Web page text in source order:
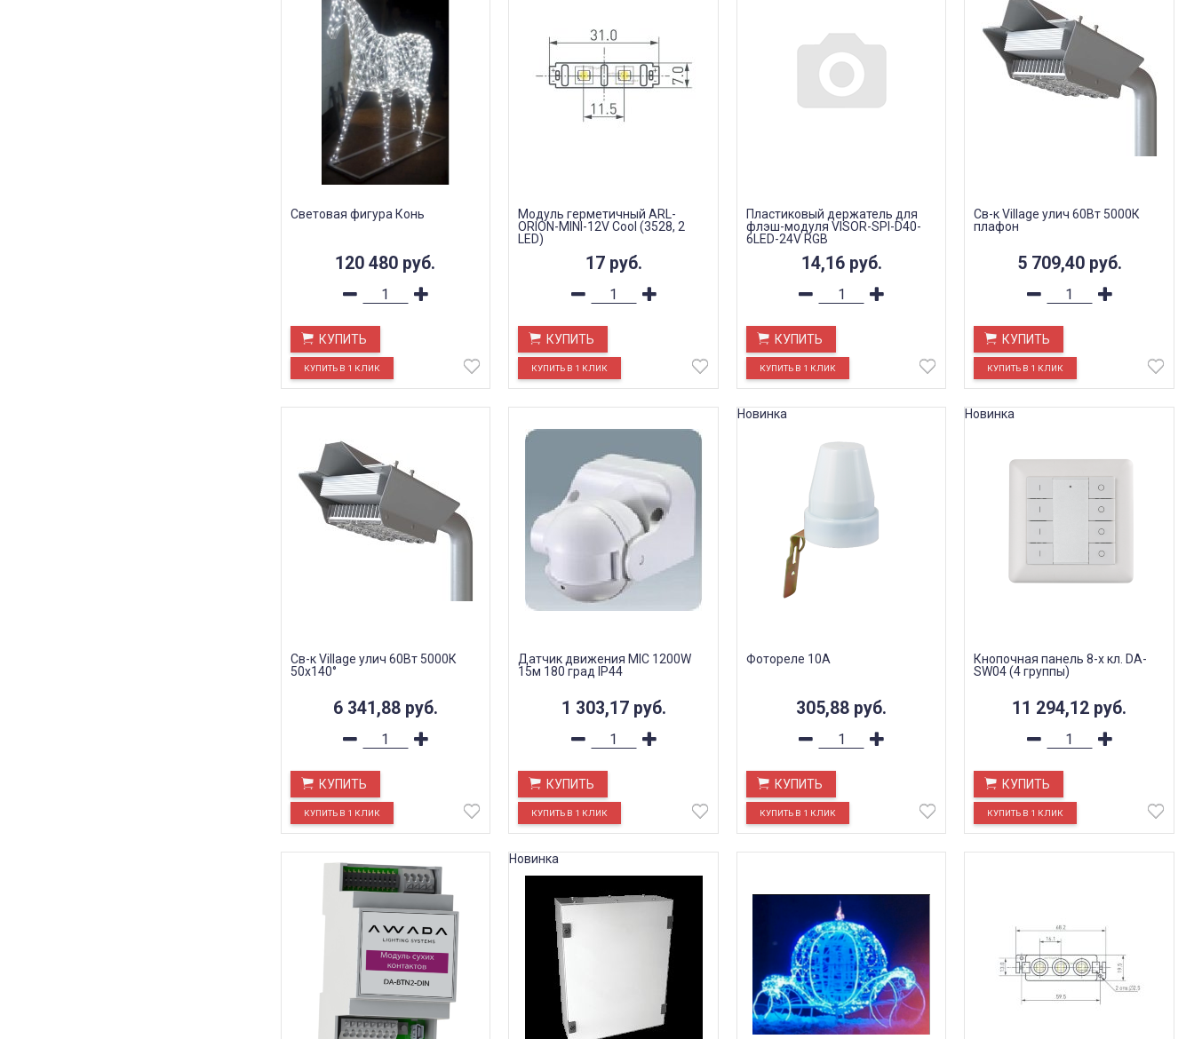
Световая фигура Конь
120 480 руб.
КУПИТЬ
Модуль герметичный ARL-
ORION-MINI-12V Cool (3528, 2
LED)
17 руб.
КУПИТЬ
Пластиковый держатель для
флэш-модуля VISOR-SPI-D40-
6LED-24V RGB
14,16 руб.
КУПИТЬ
Св-к Village улич 60Вт 5000К
плафон
5 709,40 руб.
КУПИТЬ
Св-к Village улич 60Вт 5000К
50х140°
6 341,88 руб.
КУПИТЬ
Датчик движения MIC 1200W
15м 180 град IP44
1 303,17 руб.
КУПИТЬ
Фотореле 10A
305,88 руб.
КУПИТЬ
Новинка
Кнопочная панель 8-х кл. DA-
SW04 (4 группы)
11 294,12 руб.
КУПИТЬ
Новинка
Новинка